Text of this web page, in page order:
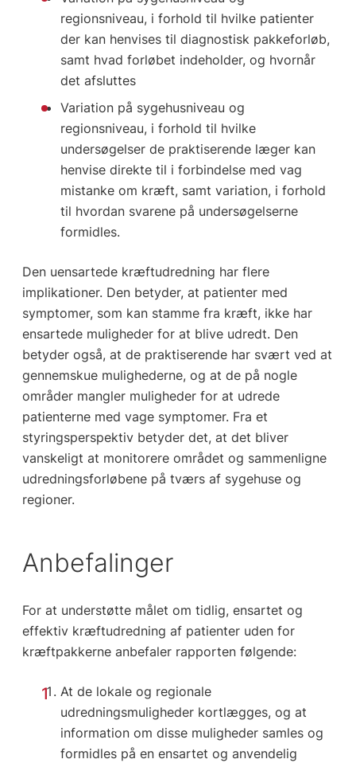
regionsniveau, i forhold til hvilke patienter
der kan henvises til diagnostisk pakkeforløb,
samt hvad forløbet indeholder, og hvornår
det afsluttes
Variation på sygehusniveau og
regionsniveau, i forhold til hvilke
undersøgelser de praktiserende læger kan
henvise direkte til i forbindelse med vag
mistanke om kræft, samt variation, i forhold
til hvordan svarene på undersøgelserne
formidles.
Den uensartede kræftudredning har flere
implikationer. Den betyder, at patienter med
symptomer, som kan stamme fra kræft, ikke har
ensartede muligheder for at blive udredt. Den
betyder også, at de praktiserende har svært ved at
gennemskue mulighederne, og at de på nogle
områder mangler muligheder for at udrede
patienterne med vage symptomer. Fra et
styringsperspektiv betyder det, at det bliver
vanskeligt at monitorere området og sammenligne
udredningsforløbene på tværs af sygehuse og
regioner.
Anbefalinger
For at understøtte målet om tidlig, ensartet og
effektiv kræftudredning af patienter uden for
kræftpakkerne anbefaler rapporten følgende:
At de lokale og regionale
udredningsmuligheder kortlægges, og at
information om disse muligheder samles og
formidles på en ensartet og anvendelig